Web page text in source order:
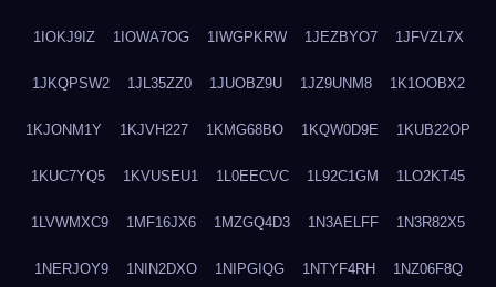
1IOKJ9IZ 1IOWA7OG 1IWGPKRW 1JEZBYO7 1JFVZL7X
1JKQPSW2 1JL35ZZ0 1JUOBZ9U 1JZ9UNM8 1K1OOBX2
1KJONM1Y 1KJVH227 1KMG68BO 1KQW0D9E 1KUB22OP
1KUC7YQ5 1KVUSEU1 1L0EECVC 1L92C1GM 1LO2KT45
1LVWMXC9 1MF16JX6 1MZGQ4D3 1N3AELFF 1N3R82X5
1NERJOY9 1NIN2DXO 1NIPGIQG 1NTYF4RH 1NZ06F8Q